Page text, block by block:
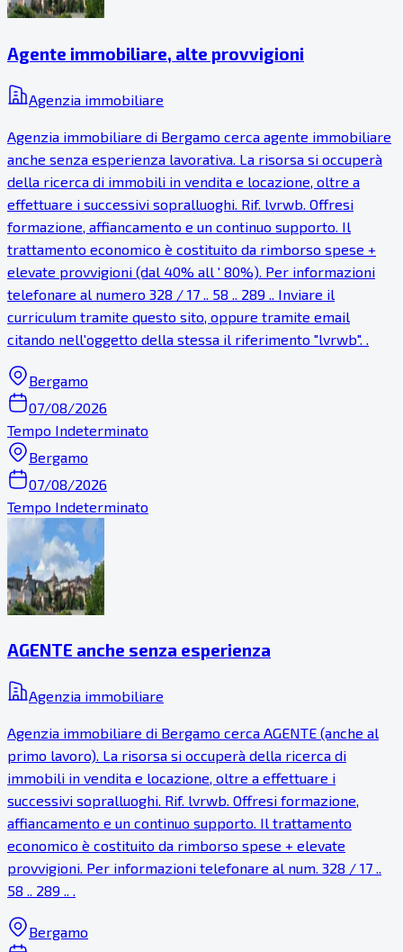
Agente immobiliare, alte provvigioni
Agenzia immobiliare
Agenzia immobiliare di Bergamo cerca agente immobiliare
anche senza esperienza lavorativa. La risorsa si occuperà
della ricerca di immobili in vendita e locazione, oltre a
effettuare i successivi sopralluoghi. Rif. lvrwb. Offresi
formazione, affiancamento e un continuo supporto. Il
trattamento economico è costituito da rimborso spese +
elevate provvigioni (dal 40% all ' 80%). Per informazioni
telefonare al numero 328 / 17 .. 58 .. 289 .. Inviare il
curriculum tramite questo sito, oppure tramite email
citando nell'oggetto della stessa il riferimento "lvrwb". .
Bergamo
07/08/2026
Tempo Indeterminato
Bergamo
07/08/2026
Tempo Indeterminato
AGENTE anche senza esperienza
Agenzia immobiliare
Agenzia immobiliare di Bergamo cerca AGENTE (anche al
primo lavoro). La risorsa si occuperà della ricerca di
immobili in vendita e locazione, oltre a effettuare i
successivi sopralluoghi. Rif. lvrwb. Offresi formazione,
affiancamento e un continuo supporto. Il trattamento
economico è costituito da rimborso spese + elevate
provvigioni. Per informazioni telefonare al num. 328 / 17 ..
58 .. 289 .. .
Bergamo